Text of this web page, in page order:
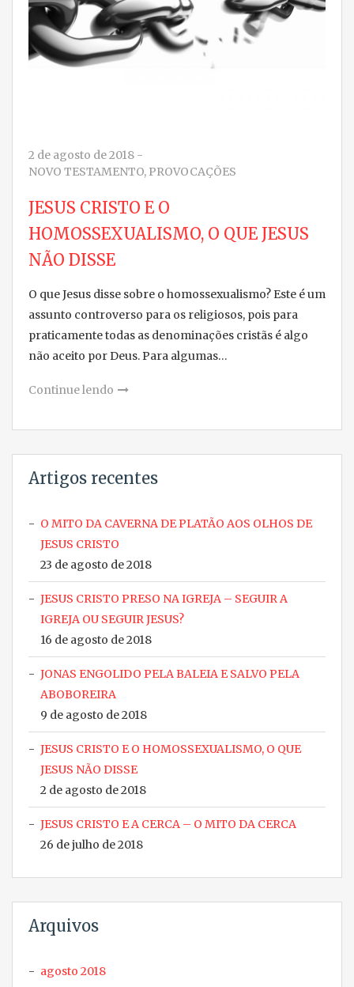
2 de agosto de 2018 -
NOVO TESTAMENTO, PROVOCAÇÕES
JESUS CRISTO E O
HOMOSSEXUALISMO, O QUE JESUS
NÃO DISSE
O que Jesus disse sobre o homossexualismo? Este é um
assunto controverso para os religiosos, pois para
praticamente todas as denominações cristãs é algo
não aceito por Deus. Para algumas…
Continue lendo
Artigos recentes
O MITO DA CAVERNA DE PLATÃO AOS OLHOS DE
JESUS CRISTO
23 de agosto de 2018
JESUS CRISTO PRESO NA IGREJA – SEGUIR A
IGREJA OU SEGUIR JESUS?
16 de agosto de 2018
JONAS ENGOLIDO PELA BALEIA E SALVO PELA
ABOBOREIRA
9 de agosto de 2018
JESUS CRISTO E O HOMOSSEXUALISMO, O QUE
JESUS NÃO DISSE
2 de agosto de 2018
JESUS CRISTO E A CERCA – O MITO DA CERCA
26 de julho de 2018
Arquivos
agosto 2018